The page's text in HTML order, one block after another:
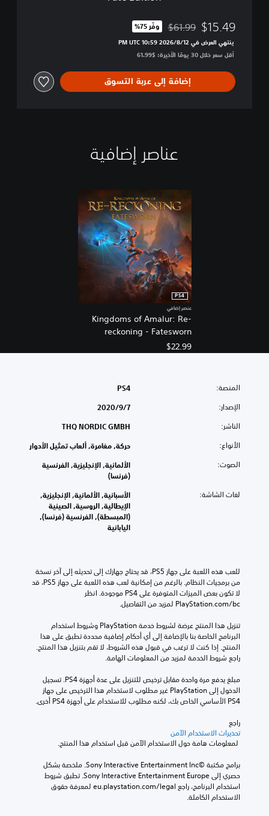
$15.49 مخصوم من السعر الأصلي البالغ $61.99‏
$61.99 وفّر 75%‏
ينتهي العرض في 12‏/8‏/2026 10:59 PM UTC‏
أقل سعر خلال 30 يومًا الأخيرة: $61.99‏
إضافة إلى عربة التسوق
عناصر إضافية
Kingdoms of Amalur: Re-
reckoning - Fatesworn
PS4
عنصر إضافي
$22.99
المنصة: PS4
الإصدار: 7‏/9‏/2020
الناشر: THQ NORDIC GMBH
الأنواع: حركة, مغامرة, ألعاب تمثيل الأدوار
الصوت:
الألمانية, الإنجليزية, الفرنسية
(فرنسا)
لغات الشاشة:
الأسبانية, الألمانية, الإنجليزية,
الإيطالية, الروسية, الصينية
(المبسطة), الفرنسية (فرنسا),
اليابانية
‎PlayStation.com/bc لمزيد من التفاصيل.
راجع شروط الخدمة لمزيد من المعلومات الهامة.
PS4 الأساسي الخاص بك، لكنه مطلوب للاستخدام على أجهزة PS4 أخرى.
راجع
تحذيرات الاستخدام الآمن
الاستخدام الكاملة.